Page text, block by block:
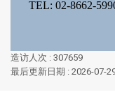
TEL: 02-8662-
造访人次 : 307659
最后更新日期 : 2026-07-